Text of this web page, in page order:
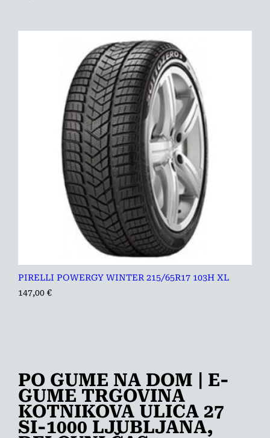
PIRELLI POWERGY WINTER 215/65R17 103H XL
147,00 €
PO GUME NA DOM | E-
GUME TRGOVINA
KOTNIKOVA ULICA 27
SI-1000 LJUBLJANA,